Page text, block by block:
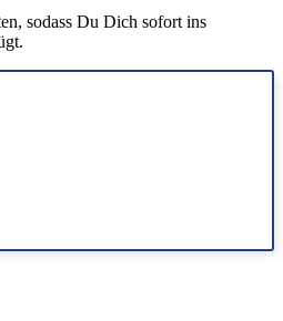
sodass Du Dich sofort ins